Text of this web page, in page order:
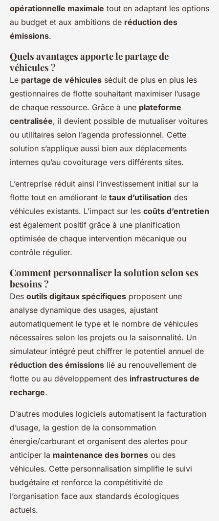
opérationnelle maximale tout en adaptant les options
au budget et aux ambitions de réduction des
émissions.
Quels avantages apporte le partage de
véhicules ?
Le partage de véhicules séduit de plus en plus les
gestionnaires de flotte souhaitant maximiser l’usage
de chaque ressource. Grâce à une plateforme
centralisée, il devient possible de mutualiser voitures
ou utilitaires selon l’agenda professionnel. Cette
solution s’applique aussi bien aux déplacements
internes qu’au covoiturage vers différents sites.
L’entreprise réduit ainsi l’investissement initial sur la
flotte tout en améliorant le taux d’utilisation des
véhicules existants. L’impact sur les coûts d’entretien
est également positif grâce à une planification
optimisée de chaque intervention mécanique ou
contrôle régulier.
Comment personnaliser la solution selon ses
besoins ?
Des outils digitaux spécifiques proposent une
analyse dynamique des usages, ajustant
automatiquement le type et le nombre de véhicules
nécessaires selon les projets ou la saisonnalité. Un
simulateur intégré peut chiffrer le potentiel annuel de
réduction des émissions lié au renouvellement de
flotte ou au développement des infrastructures de
recharge.
D’autres modules logiciels automatisent la facturation
d’usage, la gestion de la consommation
énergie/carburant et organisent des alertes pour
anticiper la maintenance des bornes ou des
véhicules. Cette personnalisation simplifie le suivi
budgétaire et renforce la compétitivité de
l’organisation face aux standards écologiques
actuels.